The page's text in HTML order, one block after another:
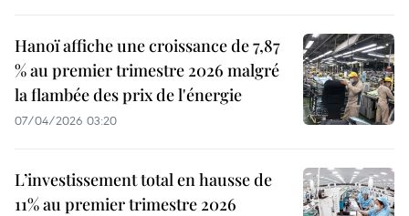
Hanoï affiche une croissance de 7,87
% au premier trimestre 2026 malgré
la flambée des prix de l'énergie
07/04/2026 03:20
L’investissement total en hausse de
11% au premier trimestre 2026